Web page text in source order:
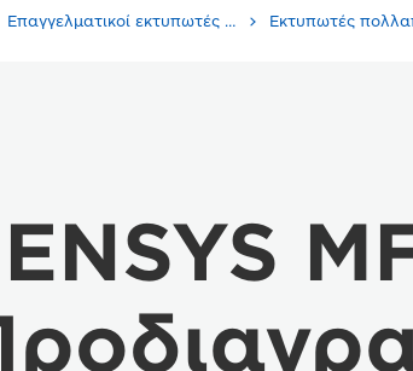
Επαγγελματικοί εκτυπωτές και μηχανήματα φαξ